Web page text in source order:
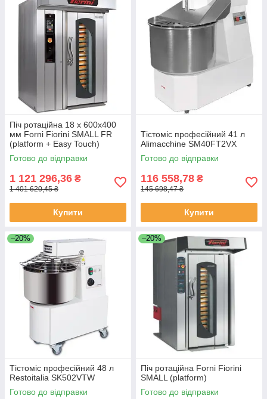
Піч ротаційна 18 х 600х400
мм Forni Fiorini SMALL FR
(platform + Easy Touch)
Готово до відправки
1 121 296,36 ₴
1 401 620,45 ₴
Купити
Тістоміс професійний 41 л
Alimacchine SM40FT2VX
Готово до відправки
116 558,78 ₴
145 698,47 ₴
Купити
–20%
Тістоміс професійний 48 л
Restoitalia SK502VTW
Готово до відправки
–20%
Піч ротаційна Forni Fiorini
SMALL (platform)
Готово до відправки